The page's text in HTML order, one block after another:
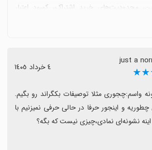
محدودیت‌های خرید اشتراک، کمبود اعتبار
یا تکراری و کندی تجربه کاربری را مختل
به‌روزرسانی است.
درخواست‌های زیادی برای امکانات جدید مانند
تصاویر، بهبود حافظه مکالمه و پاسخ‌های
می‌کنند.
مصنوعی ایرانی برای رول‌پلی و کاراکترسازی
just a
٤ خرداد ١٤٠٥
نیست که بگه؟